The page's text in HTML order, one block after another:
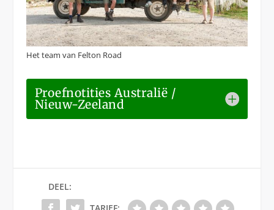
Het team van Felton Road
Proefnotities Australië /
Nieuw-Zeeland
DEEL: